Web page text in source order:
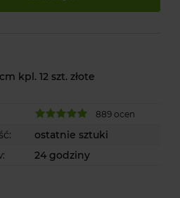
kpl. 12 szt. złote
889 ocen
ostatnie sztuki
24 godziny